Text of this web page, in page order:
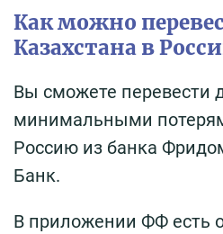
Как можно
Казахстана в
Вы сможете перевести
минимальными
Россию из банка
Банк.
В приложении ФФ есть